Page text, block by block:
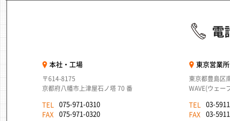
電
本社・工場
〒614-8175
京都府八幡市上津屋石ノ塔 70 番
TEL
075-971-0310
FAX
075-971-0320
東京営業所
東京都豊島区
WAVE(ウェー
TEL
03-
FAX
03-